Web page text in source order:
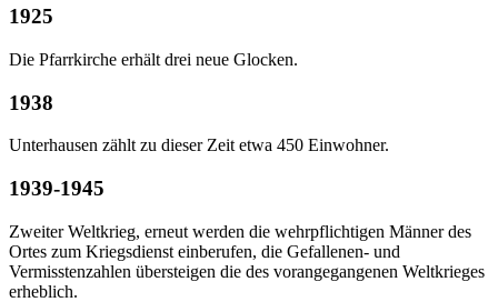
1925
Die Pfarrkirche erhält drei neue Glocken.
1938
Unterhausen zählt zu dieser Zeit etwa 450 Einwohner.
1939-1945
Zweiter Weltkrieg, erneut werden die wehrpflichtigen Männer des
Ortes zum Kriegsdienst einberufen, die Gefallenen- und
Vermisstenzahlen übersteigen die des vorangegangenen Weltkrieges
erheblich.